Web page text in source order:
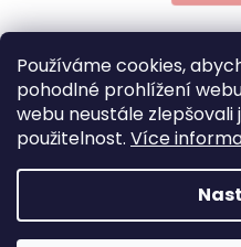
Používáme cookies,
pohodlné prohlížení
webu neustále zlepšovali
použitelnost. Více
Copyright 2026
Upravit
Grafický návrh